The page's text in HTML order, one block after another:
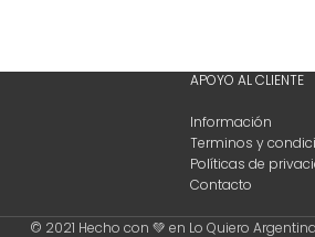
APOYO AL CLIENTE
Información
Terminos y
Políticas de
Contacto
© 2021 Hecho con 💚 en Lo Quiero Argentina